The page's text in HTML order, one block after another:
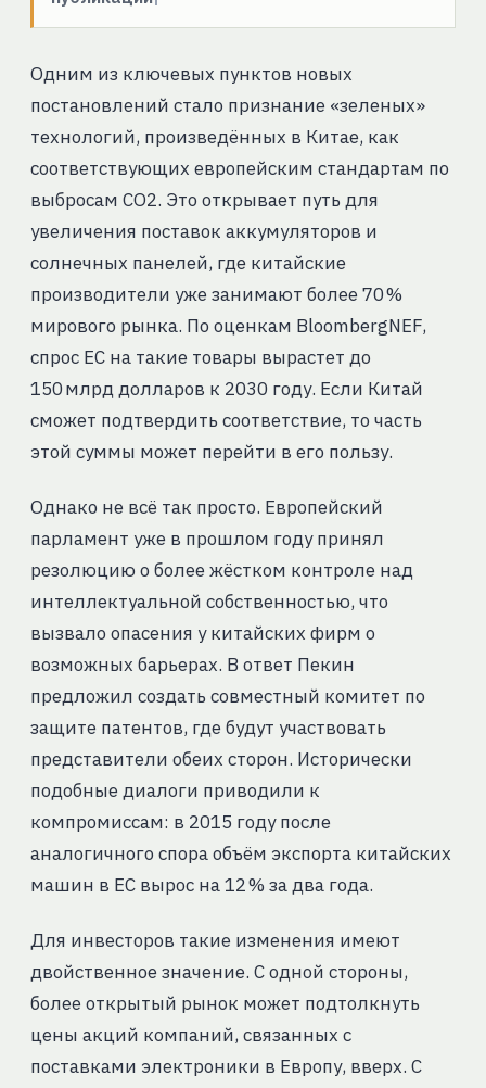
Одним из ключевых пунктов новых
постановлений стало признание «зеленых»
технологий, произведённых в Китае, как
соответствующих европейским стандартам по
выбросам CO2. Это открывает путь для
увеличения поставок аккумуляторов и
солнечных панелей, где китайские
производители уже занимают более 70 %
мирового рынка. По оценкам BloombergNEF,
спрос ЕС на такие товары вырастет до
150 млрд долларов к 2030 году. Если Китай
сможет подтвердить соответствие, то часть
этой суммы может перейти в его пользу.
Однако не всё так просто. Европейский
парламент уже в прошлом году принял
резолюцию о более жёстком контроле над
интеллектуальной собственностью, что
вызвало опасения у китайских фирм о
возможных барьерах. В ответ Пекин
предложил создать совместный комитет по
защите патентов, где будут участвовать
представители обеих сторон. Исторически
подобные диалоги приводили к
компромиссам: в 2015 году после
аналогичного спора объём экспорта китайских
машин в ЕС вырос на 12 % за два года.
Для инвесторов такие изменения имеют
двойственное значение. С одной стороны,
более открытый рынок может подтолкнуть
цены акций компаний, связанных с
поставками электроники в Европу, вверх. С